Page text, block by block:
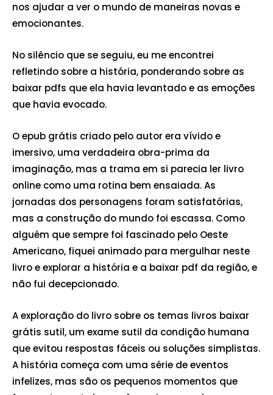
nos ajudar a ver o mundo de maneiras novas e
emocionantes.
No silêncio que se seguiu, eu me encontrei
refletindo sobre a história, ponderando sobre as
baixar pdfs que ela havia levantado e as emoções
que havia evocado.
O epub grátis criado pelo autor era vívido e
imersivo, uma verdadeira obra-prima da
imaginação, mas a trama em si parecia ler livro
online como uma rotina bem ensaiada. As
jornadas dos personagens foram satisfatórias,
mas a construção do mundo foi escassa. Como
alguém que sempre foi fascinado pelo Oeste
Americano, fiquei animado para mergulhar neste
livro e explorar a história e a baixar pdf da região, e
não fui decepcionado.
A exploração do livro sobre os temas livros baixar
grátis sutil, um exame sutil da condição humana
que evitou respostas fáceis ou soluções simplistas.
A história começa com uma série de eventos
infelizes, mas são os pequenos momentos que